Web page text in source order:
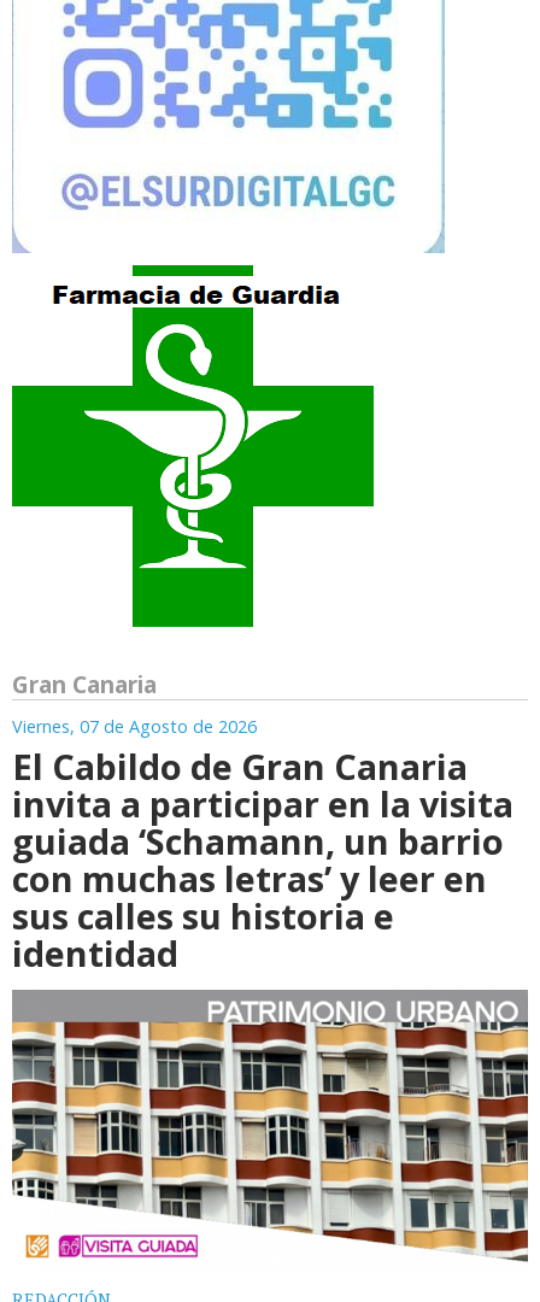
Gran Canaria
Viernes, 07 de Agosto de 2026
El Cabildo de Gran Canaria
invita a participar en la visita
guiada ‘Schamann, un barrio
con muchas letras’ y leer en
sus calles su historia e
identidad